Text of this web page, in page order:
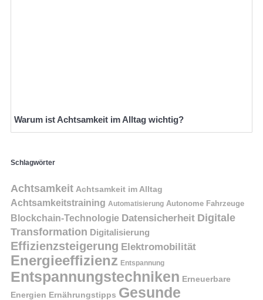
Warum ist Achtsamkeit im Alltag wichtig?
Schlagwörter
Achtsamkeit Achtsamkeit im Alltag
Achtsamkeitstraining Automatisierung Autonome Fahrzeuge
Blockchain-Technologie Datensicherheit Digitale
Transformation Digitalisierung
Effizienzsteigerung Elektromobilität
Energieeffizienz Entspannung
Entspannungstechniken Erneuerbare
Energien Ernährungstipps Gesunde